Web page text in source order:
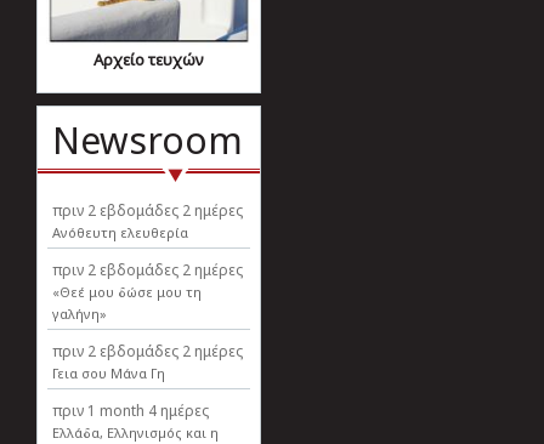
Αρχείο τευχών
Newsroom
πριν 2 εβδομάδες 2 ημέρες
Ανόθευτη ελευθερία
πριν 2 εβδομάδες 2 ημέρες
«Θεέ μου δώσε μου τη
γαλήνη»
πριν 2 εβδομάδες 2 ημέρες
Γεια σου Μάνα Γη
πριν 1 month 4 ημέρες
Ελλάδα, Ελληνισµός και η